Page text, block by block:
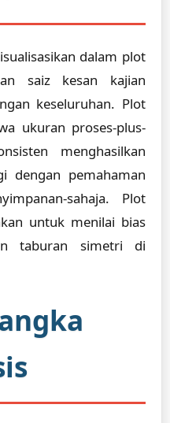
dalam plot
saiz kesan kajian
keseluruhan. Plot
ukuran proses-plus-
menghasilkan
dengan pemahaman
sahaja. Plot
untuk menilai bias
taburan simetri di